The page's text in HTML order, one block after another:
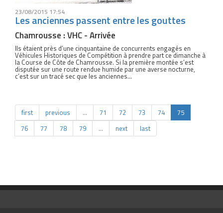
23/08/2015 17:54
Les anciennes passent entre les gouttes
Chamrousse : VHC - Arrivée
Ils étaient près d’une cinquantaine de concurrents engagés en
Véhicules Historiques de Compétition à prendre part ce dimanche à
la Course de Côte de Chamrousse. Si la première montée s’est
disputée sur une route rendue humide par une averse nocturne,
c’est sur un tracé sec que les anciennes...
first previous … 71 72 73 74
75
76
77 78 79 … next last